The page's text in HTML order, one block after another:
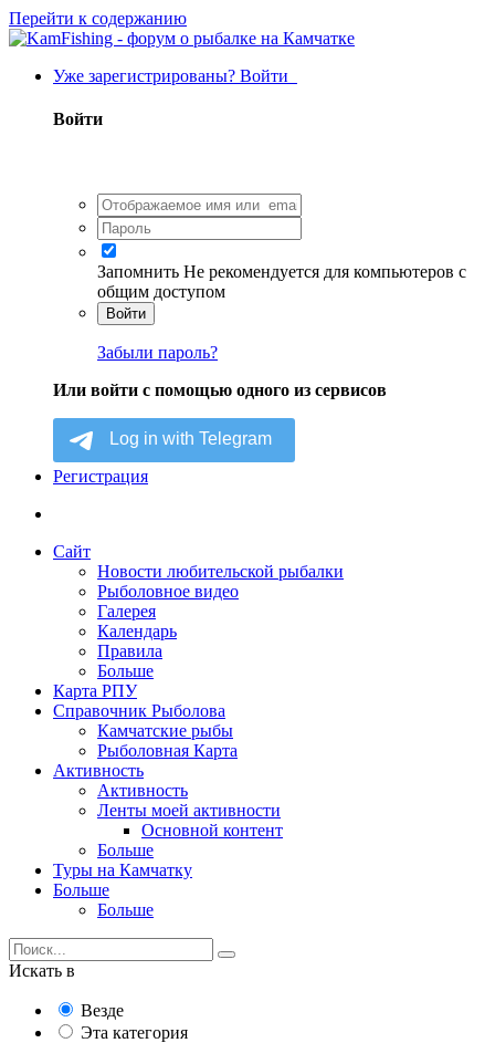
Перейти к содержанию
Уже зарегистрированы? Войти
Войти
Запомнить Не рекомендуется для компьютеров с
общим доступом
Войти
Забыли пароль?
Или войти с помощью одного из сервисов
Регистрация
Сайт
Новости любительской рыбалки
Рыболовное видео
Галерея
Календарь
Правила
Больше
Карта РПУ
Справочник Рыболова
Камчатские рыбы
Рыболовная Карта
Активность
Активность
Ленты моей активности
Основной контент
Больше
Туры на Камчатку
Больше
Больше
Искать в
Везде
Эта категория